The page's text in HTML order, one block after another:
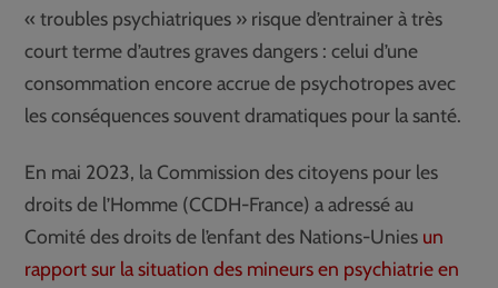
« troubles psychiatriques » risque d’entrainer à très
court terme d’autres graves dangers : celui d’une
consommation encore accrue de psychotropes avec
les conséquences souvent dramatiques pour la santé.
En mai 2023, la Commission des citoyens pour les
droits de l’Homme (CCDH-France) a adressé au
Comité des droits de l’enfant des Nations-Unies un
rapport sur la situation des mineurs en psychiatrie en